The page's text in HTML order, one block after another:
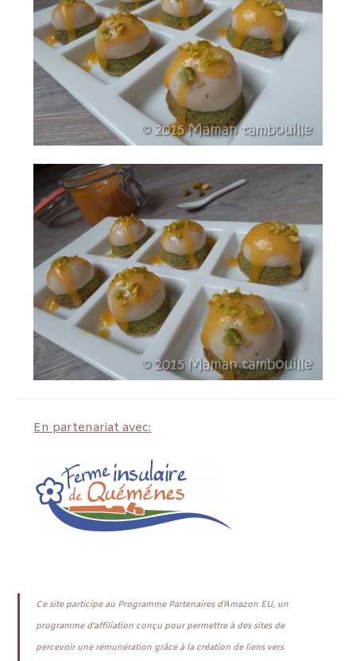
En partenariat avec:
Ce site participe au Programme Partenaires d’Amazon EU, un
programme d’affiliation conçu pour permettre à des sites de
percevoir une rémunération grâce à la création de liens vers